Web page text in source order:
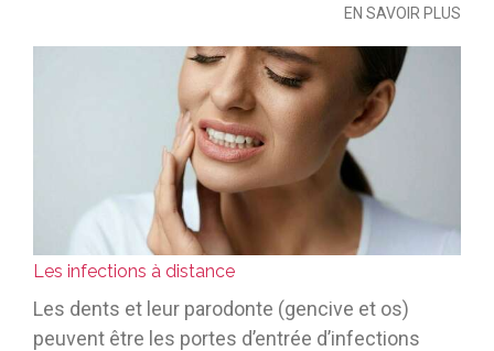
EN SAVOIR PLUS
Les infections à distance
Les dents et leur parodonte (gencive et os)
peuvent être les portes d’entrée d’infections